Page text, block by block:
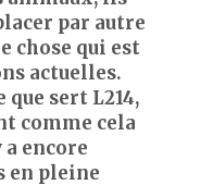
par autre
chose qui est
actuelles.
que sert L214,
comme cela
encore
en pleine